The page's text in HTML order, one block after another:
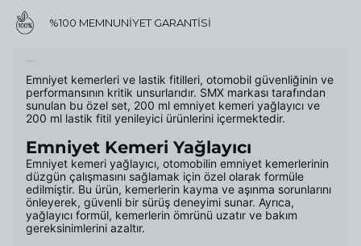
%100 MEMNUNİYET GARANTİSİ
Emniyet kemerleri ve lastik fitilleri, otomobil güvenliğinin ve
performansının kritik unsurlarıdır. SMX markası tarafından
sunulan bu özel set, 200 ml emniyet kemeri yağlayıcı ve
200 ml lastik fitil yenileyici ürünlerini içermektedir.
Emniyet Kemeri Yağlayıcı
Emniyet kemeri yağlayıcı, otomobilin emniyet kemerlerinin
düzgün çalışmasını sağlamak için özel olarak formüle
edilmiştir. Bu ürün, kemerlerin kayma ve aşınma sorunlarını
önleyerek, güvenli bir sürüş deneyimi sunar. Ayrıca,
yağlayıcı formül, kemerlerin ömrünü uzatır ve bakım
gereksinimlerini azaltır.